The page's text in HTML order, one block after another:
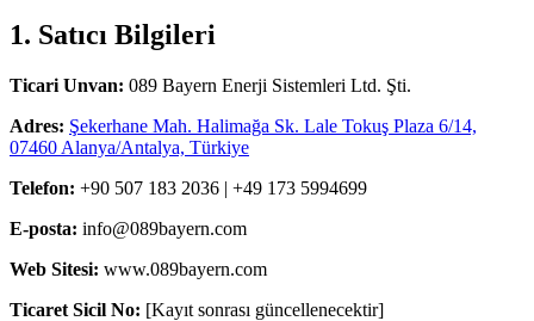
1. Satıcı Bilgileri
Ticari Unvan: 089 Bayern Enerji Sistemleri Ltd. Şti.
Adres: Şekerhane Mah. Halimağa Sk. Lale Tokuş Plaza 6/14,
07460 Alanya/Antalya, Türkiye
Telefon: +90 507 183 2036 | +49 173 5994699
E-posta: info@089bayern.com
Web Sitesi: www.089bayern.com
Ticaret Sicil No: [Kayıt sonrası güncellenecektir]